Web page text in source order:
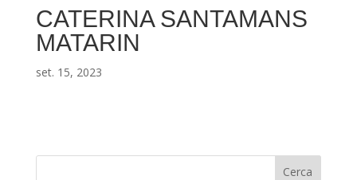
CATERINA SANTAMANS
MATARIN
set. 15, 2023